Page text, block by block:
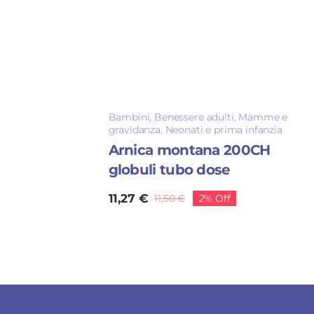
Bambini, Benessere adulti, Mamme e
gravidanza, Neonati e prima infanzia
Arnica montana 200CH
globuli tubo dose
11,50€Il
11,27 €
Il
2% Off